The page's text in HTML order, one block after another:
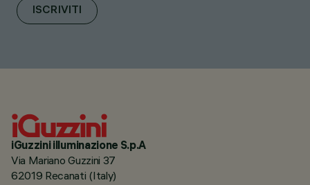
ISCRIVITI
iGuzzini illuminazione S.p.A
Via Mariano Guzzini 37
62019 Recanati (Italy)